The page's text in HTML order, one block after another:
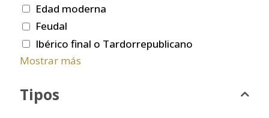
Edad moderna
Feudal
Ibérico final o Tardorrepublicano
Mostrar más
Tipos